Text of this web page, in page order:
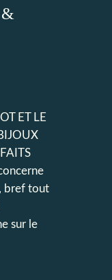
ET LE
bref tout
sur le